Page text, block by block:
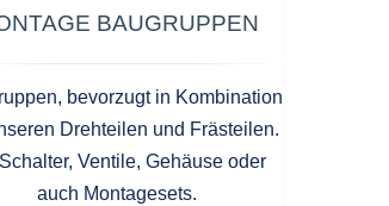
BAUGRUPPEN
bevorzugt in Kombination
Drehteilen und Frästeilen.
Ventile, Gehäuse oder
auch Montagesets.